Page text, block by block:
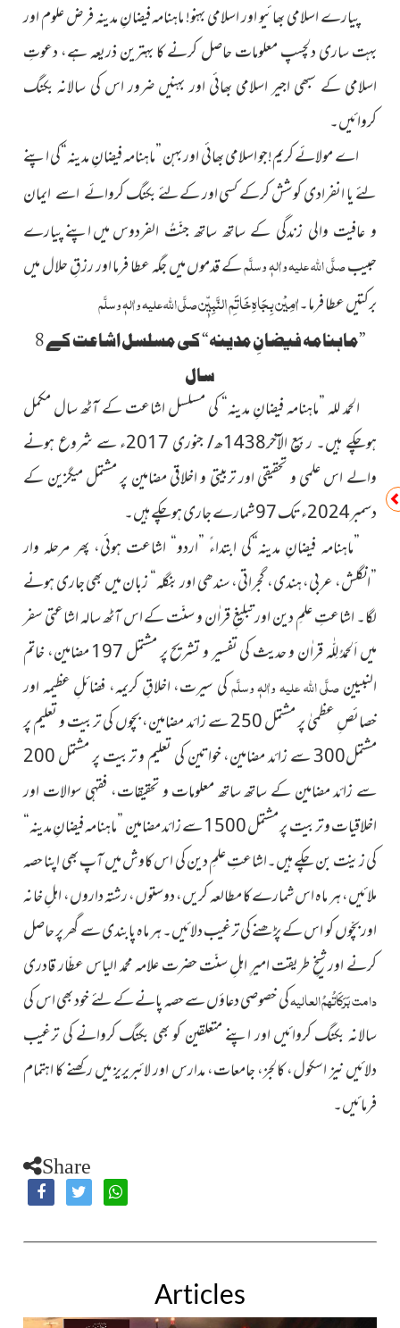
پیارے اسلامی بھائیو اور اسلامی بہنو! ماہنامہ فیضانِ مدینہ فرض علوم اور
بہت ساری دلچسپ معلومات حاصل کرنے کا بہترین ذریعہ ہے، دعوتِ
اسلامی کے سبھی اجیر اسلامی بھائی اور بہنیں ضرور اسکی سالانہ بکنگ
کروائیں۔
اے مولائے کریم!جو اسلامی بھائی اور بہن ”ماہنامہ فیضانِ مدینہ“کی اپنے
لئے یا انفرادی کوشش کرکے کسی اور کےلئے بکنگکروائے اسے ایمان
و عافیت والی زندگی کے ساتھ ساتھ جنّتُ الفردوسمیں اپنے پیارے
حبیبصلَّی اللہ علیہ واٰلہٖ وسلَّمکے قدموں میں جگہ عطا فرما اور رزقِ حلال میں
برکتیں عطا فرما۔اٰمِیْن بِجَاہِ خَاتَمِ النَّبِیّٖنصلَّی اللہ علیہ واٰلہٖ وسلَّم
”ماہنامہ فیضانِ مدینہ“ کی مسلسل اشاعت کے 8
سال
الحمد للہ ”ماہنامہ فیضانِ مدینہ“ کی مسلسل اشاعت کے آٹھ سال مکمل
ہوچکے ہیں۔ ربیع الآخر1438ھ/ جنوری 2017ء سے شروع ہونے
والے اس علمی و تحقیقی اور تربیتی و اخلاقی مضامین پر مشتمل میگزین کے
دسمبر2024ء تک 97 شمارے جاری ہوچکے ہیں۔
”ماہنامہ فیضانِ مدینہ“کی ابتداءً ”اردو“ اشاعت ہوئی، پھر مرحلہ وار
”انگلش، عربی، ہندی، گجراتی، سندھی اور بنگلہ“ زبان میں بھی جاری ہونے
لگا۔ اشاعتِ علمِ دین اور تبلیغِ قراٰن و سنّت کے اس آٹھ سالہ اشاعتی سفر
میں اَلحمدُ لِلّٰہ قراٰن و حدیث کی تفسیر و تشریح پر مشتمل 197 مضامین، خاتم
النبیینصلَّی اللہ علیہ واٰلہٖ وسلَّمکی سیرت، اخلاقِ کریمہ، فضائلِ عظیمہ اور
خصائصِ عظمیٰ پر مشتمل 250 سے زائد مضامین، بچوں کی تربیت و تعلیم پر
مشتمل300 سے زائد مضامین، خواتین کی تعلیم و تربیت پر مشتمل 200
سے زائد مضامین کے ساتھ ساتھ معلومات و تحقیقات، فقہی سوالات اور
اخلاقیات و تربیت پر مشتمل 1500 سے زائد مضامین ”ماہنامہ فیضانِ مدینہ“
کی زینت بن چکے ہیں۔اشاعتِ علمِ دین کی اس کاوش میں آپ بھی اپنا حصہ
ملائیں، ہر ماہ اس شمارے کا مطالعہ کریں، دوستوں، رشتہ داروں، اہلِ خانہ
اور بچّوں کو اس کے پڑھنے کی ترغیب دلائیں۔ ہر ماہ پابندی سے گھر پر حاصل
کرنے اور شیخِ طریقت امیرِ اہلِ سنّت حضرت علامہ محمد الیاس عطّار قادری
دامت بَرَکَاتُہمُ العالیہکی خصوصی دعاؤں سے حصہ پانے کے لئے خود بھی اس کی
سالانہ بکنگ کروائیں اور اپنے متعلقین کو بھی بکنگ کروانے کی ترغیب
دلائیں نیز اسکول، کالجز، جامعات، مدارس اور لائبریریز میں رکھنے کا اہتمام
فرمائیں۔
Share
Articles